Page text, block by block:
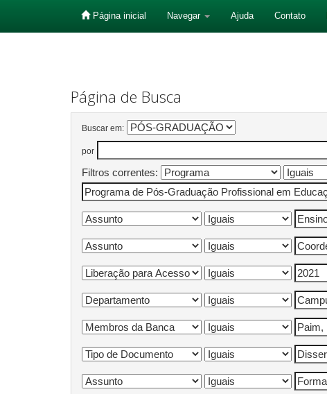
Página inicial Navegar Ajuda Contato
Página de Busca
Buscar em:
por
Filtros correntes: